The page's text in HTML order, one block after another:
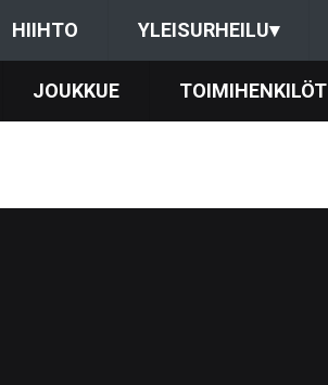
HIIHTO YLEISURHEILU▾
JOUKKUE TOIMIHENKILÖT